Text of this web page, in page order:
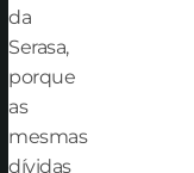
da
Serasa,
porque
as
mesmas
dívidas